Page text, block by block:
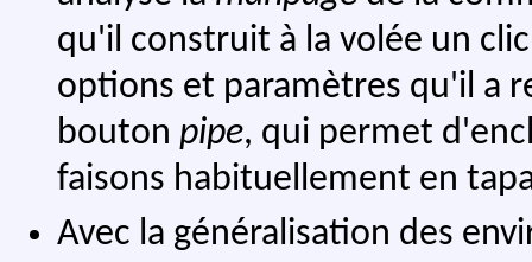
qu'il construit à la volée un
options et paramètres qu'il a
bouton pipe, qui permet
faisons habituellement en
Avec la généralisation des